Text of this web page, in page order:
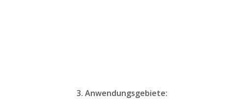
3. Anwendungsgebiete: